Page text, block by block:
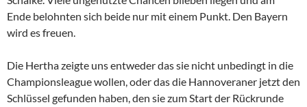
Ende belohnten sich beide nur mit einem Punkt. Den Bayern
wird es freuen.
Die Hertha zeigte uns entweder das sie nicht unbedingt in die
Championsleague wollen, oder das die Hannoveraner jetzt den
Schlüssel gefunden haben, den sie zum Start der Rückrunde